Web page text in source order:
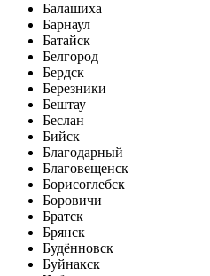
Балашиха
Барнаул
Батайск
Белгород
Бердск
Березники
Бештау
Беслан
Бийск
Благодарный
Благовещенск
Борисоглебск
Боровичи
Братск
Брянск
Будённовск
Буйнакск